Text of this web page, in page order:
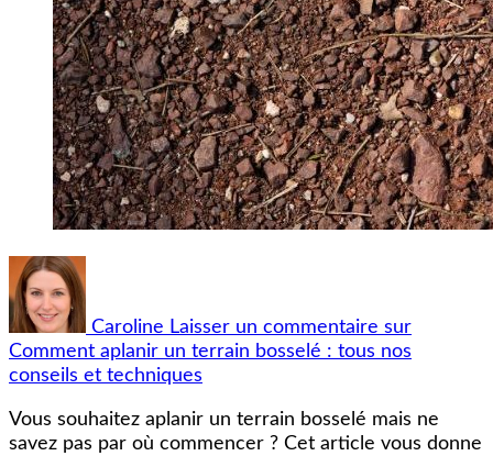
Caroline Laisser un commentaire sur
Comment aplanir un terrain bosselé : tous nos
conseils et techniques
Vous souhaitez aplanir un terrain bosselé mais ne
savez pas par où commencer ? Cet article vous donne